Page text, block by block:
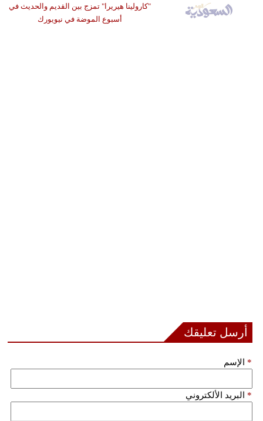
"كارولينا هيريرا" تمزج بين القديم والحديث في
أسبوع الموضة في نيويورك
أرسل تعليقك
الإسم *
البريد الألكتروني *